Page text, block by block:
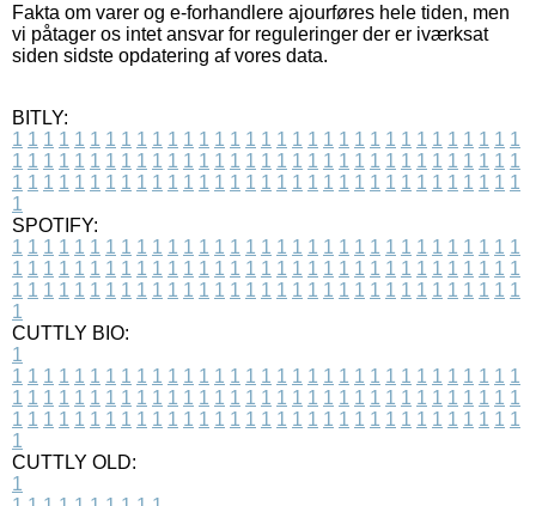
Fakta om varer og e-forhandlere ajourføres hele tiden, men
vi påtager os intet ansvar for reguleringer der er iværksat
siden sidste opdatering af vores data.
BITLY:
1 1 1 1 1 1 1 1 1 1 1 1 1 1 1 1 1 1 1 1 1 1 1 1 1 1 1 1 1 1 1 1 1
1 1 1 1 1 1 1 1 1 1 1 1 1 1 1 1 1 1 1 1 1 1 1 1 1 1 1 1 1 1 1 1 1
1 1 1 1 1 1 1 1 1 1 1 1 1 1 1 1 1 1 1 1 1 1 1 1 1 1 1 1 1 1 1 1 1
1
SPOTIFY:
1 1 1 1 1 1 1 1 1 1 1 1 1 1 1 1 1 1 1 1 1 1 1 1 1 1 1 1 1 1 1 1 1
1 1 1 1 1 1 1 1 1 1 1 1 1 1 1 1 1 1 1 1 1 1 1 1 1 1 1 1 1 1 1 1 1
1 1 1 1 1 1 1 1 1 1 1 1 1 1 1 1 1 1 1 1 1 1 1 1 1 1 1 1 1 1 1 1 1
1
CUTTLY BIO:
1
1 1 1 1 1 1 1 1 1 1 1 1 1 1 1 1 1 1 1 1 1 1 1 1 1 1 1 1 1 1 1 1 1
1 1 1 1 1 1 1 1 1 1 1 1 1 1 1 1 1 1 1 1 1 1 1 1 1 1 1 1 1 1 1 1 1
1 1 1 1 1 1 1 1 1 1 1 1 1 1 1 1 1 1 1 1 1 1 1 1 1 1 1 1 1 1 1 1 1
1
CUTTLY OLD:
1